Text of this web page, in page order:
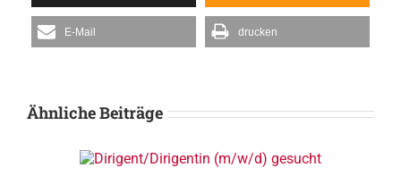
E-Mail drucken
Ähnliche Beiträge